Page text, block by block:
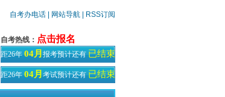
自考办电话 | 网站导航 | RSS订阅
自考热线： 点击报名
距26年 04月 报考预计还有 已结束
天！
距26年 04月 考试预计还有 已结束
天